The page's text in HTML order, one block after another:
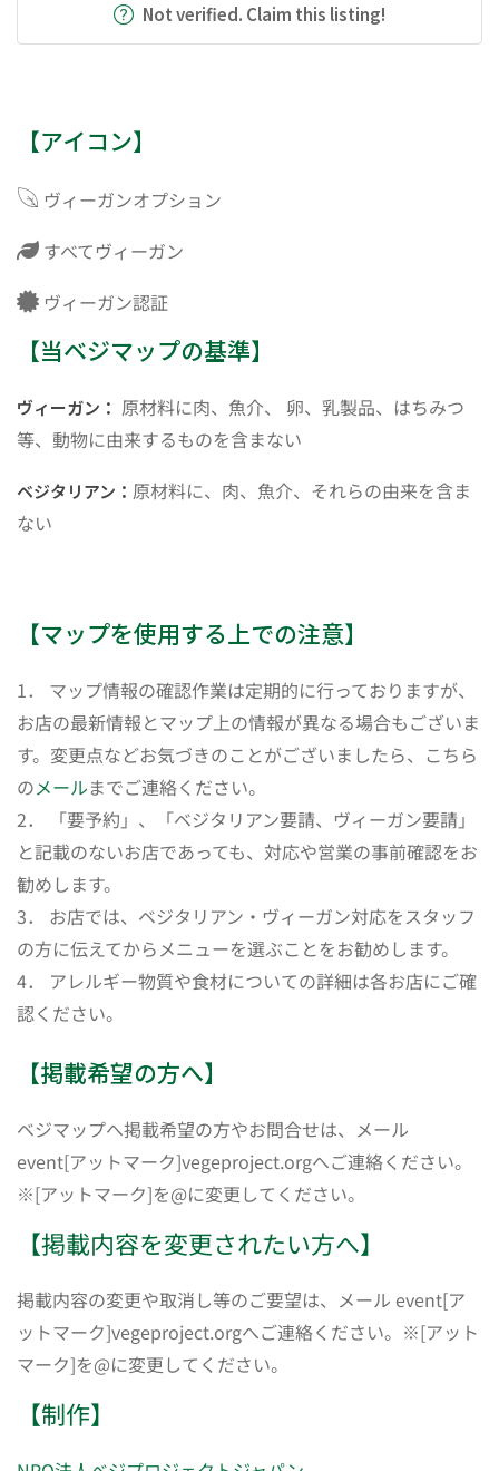
Not verified. Claim this listing!
【アイコン】
ヴィーガンオプション
すべてヴィーガン
ヴィーガン認証
【当ベジマップの基準】
ヴィーガン： 原材料に肉、魚介、 卵、乳製品、はちみつ
等、動物に由来するものを含まない
ベジタリアン： 原材料に、肉、魚介、それらの由来を含ま
ない
【マップを使用する上での注意】
1． マップ情報の確認作業は定期的に行っておりますが、
お店の最新情報とマップ上の情報が異なる場合もございま
す。変更点などお気づきのことがございましたら、こちら
のメールまでご連絡ください。
2． 「要予約」、「ベジタリアン要請、ヴィーガン要請」
と記載のないお店であっても、対応や営業の事前確認をお
勧めします。
3． お店では、ベジタリアン・ヴィーガン対応をスタッフ
の方に伝えてからメニューを選ぶことをお勧めします。
4． アレルギー物質や食材についての詳細は各お店にご確
認ください。
【掲載希望の方へ】
ベジマップへ掲載希望の方やお問合せは、メール
event[アットマーク]vegeproject.orgへご連絡ください。
※[アットマーク]を@に変更してください。
【掲載内容を変更されたい方へ】
掲載内容の変更や取消し等のご要望は、メール event[ア
ットマーク]vegeproject.orgへご連絡ください。※[アット
マーク]を@に変更してください。
【制作】